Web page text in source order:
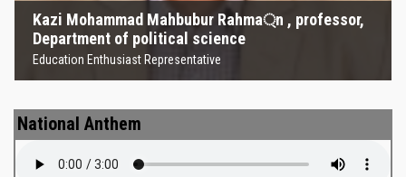
Kazi Mohammad Mahbubur Rahma্‌n , professor,
Department of political science
Education Enthusiast Representative
National Anthem